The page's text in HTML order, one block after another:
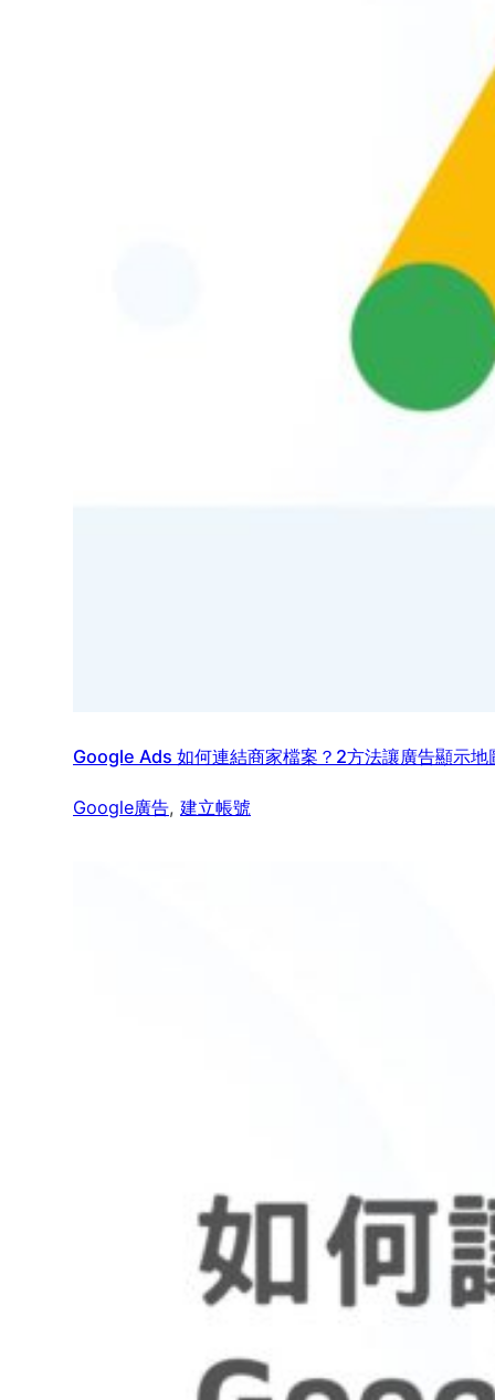
Google Ads 如何連結商家檔案？2方法讓廣告顯示地
Google廣告, 建立帳號